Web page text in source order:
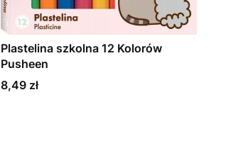
Plastelina szkolna 12 Kolorów
Pusheen
Cena
8,49 zł